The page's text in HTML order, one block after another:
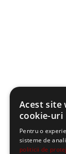
Acest site
cookie-uri
Pentru o
sisteme de
politicii de